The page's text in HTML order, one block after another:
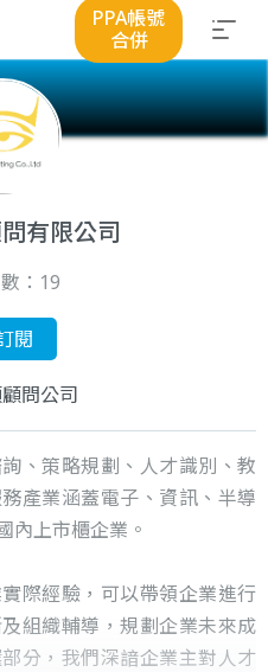
PPA帳號
合併
有限公司
： 19
閱
問公司
、策略規劃、人才識別、教
產業涵蓋電子、資訊、半導
內上市櫃企業。
際經驗，可以帶領企業進行
組織輔導，規劃企業未來成
分，我們深諳企業主對人才